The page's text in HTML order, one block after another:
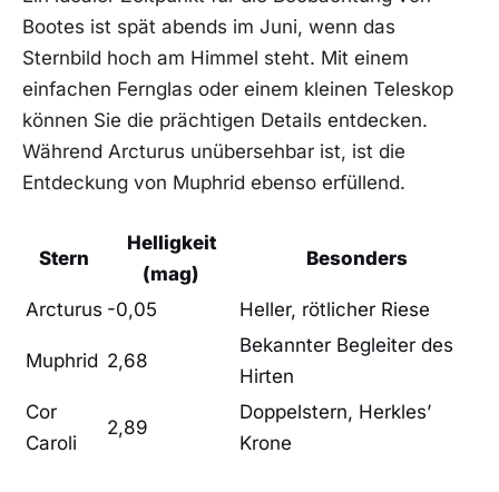
Bootes ist spät abends im Juni, wenn das
Sternbild hoch am Himmel steht. Mit⁣ einem
‍einfachen ​Fernglas oder einem kleinen Teleskop‌
können ⁤Sie ‌die ‍prächtigen ⁢Details entdecken.
Während Arcturus unübersehbar ⁣ist, ist die ​
Entdeckung ⁤von Muphrid ebenso ‍erfüllend.
Stern
Helligkeit
(mag)
Besonders
Arcturus -0,05 Heller, rötlicher Riese
Muphrid 2,68
Bekannter Begleiter des
Hirten
Cor
Caroli
2,89
Doppelstern, Herkles’
Krone